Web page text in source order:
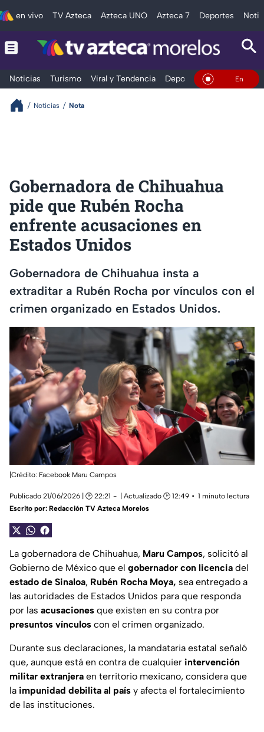
en vivo TV Azteca Azteca UNO Azteca 7 Deportes
Noticias Turismo Viral y Tendencia Deportes Espectáculos
En Vivo
Noticias Nota
Gobernadora de Chihuahua
pide que Rubén Rocha
enfrente acusaciones en
Estados Unidos
Gobernadora de Chihuahua insta a
extraditar a Rubén Rocha por vínculos con el
crimen organizado en Estados Unidos.
|Crédito: Facebook Maru Campos
Publicado 21/06/2026 | 🕑 22:21 | Actualizado 🕑 12:49
1 minuto lectura
Escrito por: Redacción TV Azteca Morelos
La gobernadora de Chihuahua, Maru Campos, solicitó al
Gobierno de México que el gobernador con licencia del
estado de Sinaloa, Rubén Rocha Moya, sea entregado a
las autoridades de Estados Unidos para que responda
por las acusaciones que existen en su contra por
presuntos vínculos con el crimen organizado.
Durante sus declaraciones, la mandataria estatal señaló
que, aunque está en contra de cualquier intervención
militar extranjera en territorio mexicano, considera que
la impunidad debilita al país y afecta el fortalecimiento
de las instituciones.